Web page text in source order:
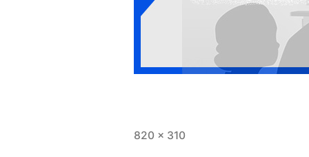
フ
820 × 310